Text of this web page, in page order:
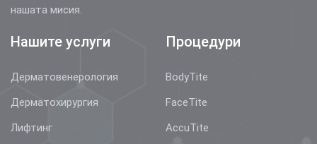
нашата мисия.
Нашите услуги
Дерматовенерология
Дерматохирургия
Лифтинг
Процедури
BodyTite
FaceTite
AccuTite